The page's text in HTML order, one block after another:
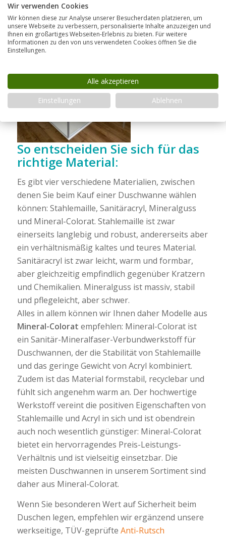
passender
Duschwanne
So entscheiden Sie sich für das
richtige Material:
Es gibt vier verschiedene Materialien, zwischen
denen Sie beim Kauf einer Duschwanne wählen
können: Stahlemaille, Sanitäracryl, Mineralguss
und Mineral-Colorat. Stahlemaille ist zwar
einerseits langlebig und robust, andererseits aber
ein verhältnismäßig kaltes und teures Material.
Sanitäracryl ist zwar leicht, warm und formbar,
aber gleichzeitig empfindlich gegenüber Kratzern
und Chemikalien. Mineralguss ist massiv, stabil
und pflegeleicht, aber schwer.
Alles in allem können wir Ihnen daher Modelle aus
Mineral-Colorat empfehlen: Mineral-Colorat ist
ein Sanitär-Mineralfaser-Verbundwerkstoff für
Duschwannen, der die Stabilität von Stahlemaille
und das geringe Gewicht von Acryl kombiniert.
Zudem ist das Material formstabil, recyclebar und
fühlt sich angenehm warm an. Der hochwertige
Werkstoff vereint die positiven Eigenschaften von
Stahlemaille und Acryl in sich und ist obendrein
auch noch wesentlich günstiger: Mineral-Colorat
bietet ein hervorragendes Preis-Leistungs-
Verhältnis und ist vielseitig einsetzbar. Die
meisten Duschwannen in unserem Sortiment sind
daher aus Mineral-Colorat.
Wenn Sie besonderen Wert auf Sicherheit beim
Duschen legen, empfehlen wir ergänzend unsere
werkseitige, TÜV-geprüfte Anti-Rutsch
Wir verwenden Cookies
Wir können diese zur Analyse unserer Besucherdaten platzieren, um
unsere Webseite zu verbessern, personalisierte Inhalte anzuzeigen und
Ihnen ein großartiges Webseiten-Erlebnis zu bieten. Für weitere
Informationen zu den von uns verwendeten Cookies öffnen Sie die
Einstellungen.
Alle akzeptieren
Einstellungen
Ablehnen